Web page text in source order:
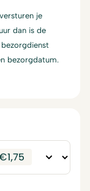
je
dan is de
bezorgdatum.
€1,75